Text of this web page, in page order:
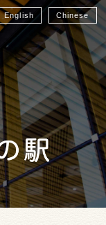
English Chinese